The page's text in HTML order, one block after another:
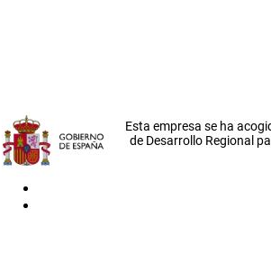
Esta empresa se ha
de Desarrollo Regional